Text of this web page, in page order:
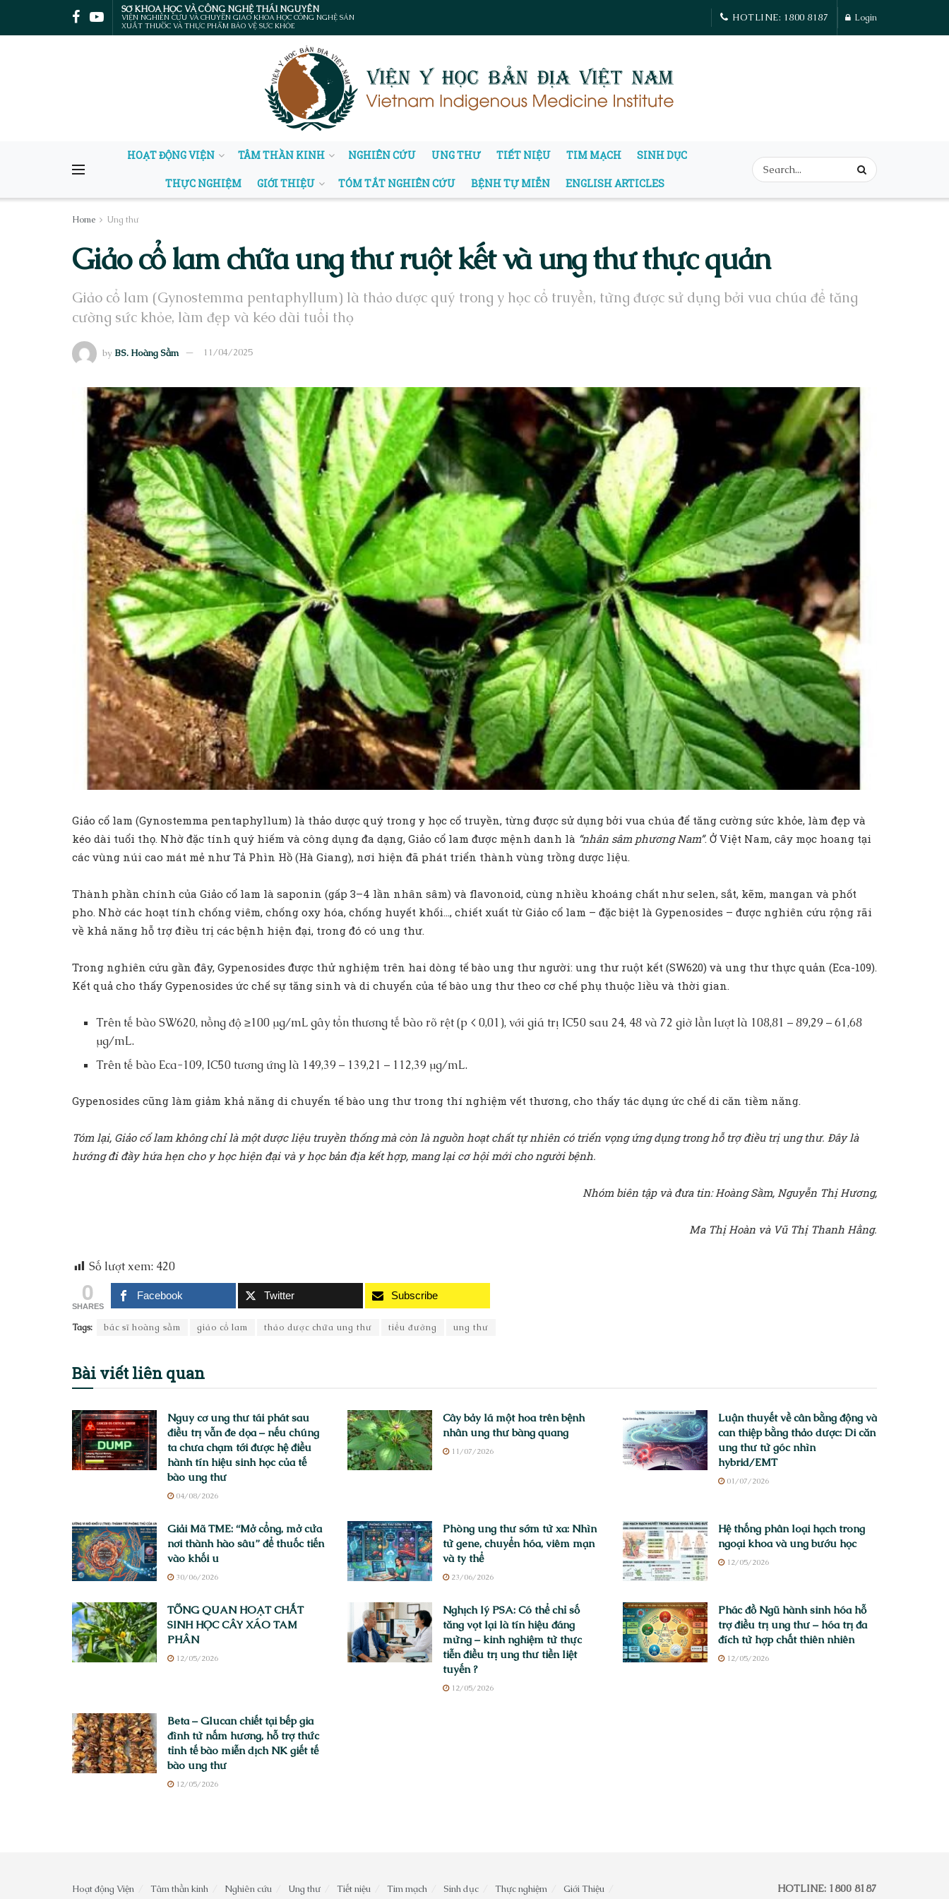
SỞ KHOA HỌC VÀ CÔNG NGHỆ THÁI NGUYÊN
VIỆN NGHIÊN CỨU VÀ CHUYỂN GIAO KHOA HỌC CÔNG NGHỆ SẢN
XUẤT THUỐC VÀ THỰC PHẨM BẢO VỆ SỨC KHỎE
HOTLINE: 1800 8187 Login
HOẠT ĐỘNG VIỆN TÂM THẦN KINH NGHIÊN CỨU UNG THƯ TIẾT NIỆU TIM MẠCH SINH DỤC
THỰC NGHIỆM GIỚI THIỆU TÓM TẮT NGHIÊN CỨU BỆNH TỰ MIỄN ENGLISH ARTICLES
Home Ung thư
Giảo cổ lam chữa ung thư ruột kết và ung thư thực quản
Giảo cổ lam (Gynostemma pentaphyllum) là thảo dược quý trong y học cổ truyền, từng được sử dụng bởi vua chúa để tăng
cường sức khỏe, làm đẹp và kéo dài tuổi thọ
by BS. Hoàng Sầm 11/04/2025
Giảo cổ lam (Gynostemma pentaphyllum) là thảo dược quý trong y học cổ truyền, từng được sử dụng bởi vua chúa để tăng cường sức khỏe, làm đẹp và
kéo dài tuổi thọ. Nhờ đặc tính quý hiếm và công dụng đa dạng, Giảo cổ lam được mệnh danh là “nhân sâm phương Nam”. Ở Việt Nam, cây mọc hoang tại
các vùng núi cao mát mẻ như Tả Phìn Hồ (Hà Giang), nơi hiện đã phát triển thành vùng trồng dược liệu.
Thành phần chính của Giảo cổ lam là saponin (gấp 3–4 lần nhân sâm) và flavonoid, cùng nhiều khoáng chất như selen, sắt, kẽm, mangan và phốt
pho. Nhờ các hoạt tính chống viêm, chống oxy hóa, chống huyết khối…, chiết xuất từ Giảo cổ lam – đặc biệt là Gypenosides – được nghiên cứu rộng rãi
về khả năng hỗ trợ điều trị các bệnh hiện đại, trong đó có ung thư.
Trong nghiên cứu gần đây, Gypenosides được thử nghiệm trên hai dòng tế bào ung thư người: ung thư ruột kết (SW620) và ung thư thực quản (Eca-109).
Kết quả cho thấy Gypenosides ức chế sự tăng sinh và di chuyển của tế bào ung thư theo cơ chế phụ thuộc liều và thời gian.
Trên tế bào SW620, nồng độ ≥100 μg/mL gây tổn thương tế bào rõ rệt (p < 0,01), với giá trị IC50 sau 24, 48 và 72 giờ lần lượt là 108,81 – 89,29 – 61,68
μg/mL.
Trên tế bào Eca-109, IC50 tương ứng là 149,39 – 139,21 – 112,39 μg/mL.
Gypenosides cũng làm giảm khả năng di chuyển tế bào ung thư trong thí nghiệm vết thương, cho thấy tác dụng ức chế di căn tiềm năng.
Tóm lại, Giảo cổ lam không chỉ là một dược liệu truyền thống mà còn là nguồn hoạt chất tự nhiên có triển vọng ứng dụng trong hỗ trợ điều trị ung thư. Đây là
hướng đi đầy hứa hẹn cho y học hiện đại và y học bản địa kết hợp, mang lại cơ hội mới cho người bệnh.
Nhóm biên tập và đưa tin: Hoàng Sầm, Nguyễn Thị Hương,
Ma Thị Hoàn và Vũ Thị Thanh Hằng.
Số lượt xem: 420
0
SHARES
Facebook Twitter Subscribe
Tags: bác sĩ hoàng sầm giảo cổ lam thảo dược chữa ung thư tiểu đường ung thư
Bài viếtliên quan
Nguy cơ ung thư tái phát sau
điều trị vẫn đe dọa – nếu chúng
ta chưa chạm tới được hệ điều
hành tín hiệu sinh học của tế
bào ung thư
04/08/2026
Cây bảy lá một hoa trên bệnh
nhân ung thư bàng quang
11/07/2026
Luận thuyết về cân bằng động và
can thiệp bằng thảo dược: Di căn
ung thư từ góc nhìn
hybrid/EMT
01/07/2026
Giải Mã TME: “Mở cổng, mở cửa
nơi thành hào sâu” để thuốc tiến
vào khối u
30/06/2026
Phòng ung thư sớm từ xa: Nhìn
từ gene, chuyển hóa, viêm mạn
và ty thể
23/06/2026
Hệ thống phân loại hạch trong
ngoại khoa và ung bướu học
12/05/2026
TỔNG QUAN HOẠT CHẤT
SINH HỌC CÂY XÁO TAM
PHÂN
12/05/2026
Nghịch lý PSA: Có thể chỉ số
tăng vọt lại là tín hiệu đáng
mừng – kinh nghiệm từ thực
tiễn điều trị ung thư tiền liệt
tuyến ?
12/05/2026
Phác đồ Ngũ hành sinh hóa hỗ
trợ điều trị ung thư – hóa trị đa
đích từ hợp chất thiên nhiên
12/05/2026
Beta – Glucan chiết tại bếp gia
đình từ nấm hương, hỗ trợ thức
tỉnh tế bào miễn dịch NK giết tế
bào ung thư
12/05/2026
Hoạt động Viện Tâm thần kinh Nghiên cứu Ung thư Tiết niệu Tim mạch Sinh dục Thực nghiệm
Giới Thiệu
HOTLINE: 1800 8187